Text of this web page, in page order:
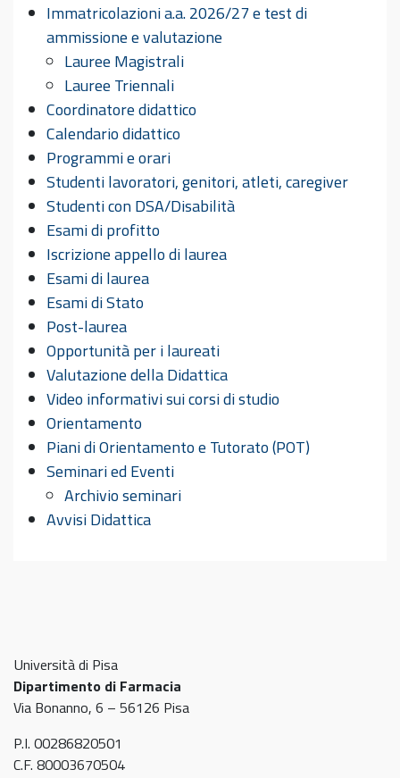
Immatricolazioni a.a. 2026/27 e test di
ammissione e valutazione
Lauree Magistrali
Lauree Triennali
Coordinatore didattico
Calendario didattico
Programmi e orari
Studenti lavoratori, genitori, atleti, caregiver
Studenti con DSA/Disabilità
Esami di profitto
Iscrizione appello di laurea
Esami di laurea
Esami di Stato
Post-laurea
Opportunità per i laureati
Valutazione della Didattica
Video informativi sui corsi di studio
Orientamento
Piani di Orientamento e Tutorato (POT)
Seminari ed Eventi
Archivio seminari
Avvisi Didattica
Università di Pisa
Dipartimento di Farmacia
Via Bonanno, 6 – 56126 Pisa
P.I. 00286820501
C.F. 80003670504